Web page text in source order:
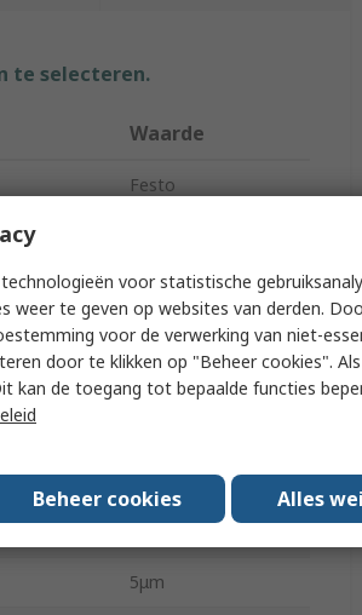
te selecteren.
Waarde
Festo
1/4 in
14 bar
1500L/min
5μm
voor statistische
weer te geven op websites van derden.
voor de verwerking van niet-
door te klikken op "Beheer cookies".
kan de toegang tot bepaalde functies
Beheer cookies Alles